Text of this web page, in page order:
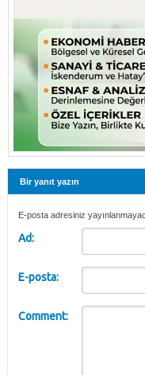
Bir yanıt yazın
E-posta adresiniz
Ad:
E-posta:
Comment: